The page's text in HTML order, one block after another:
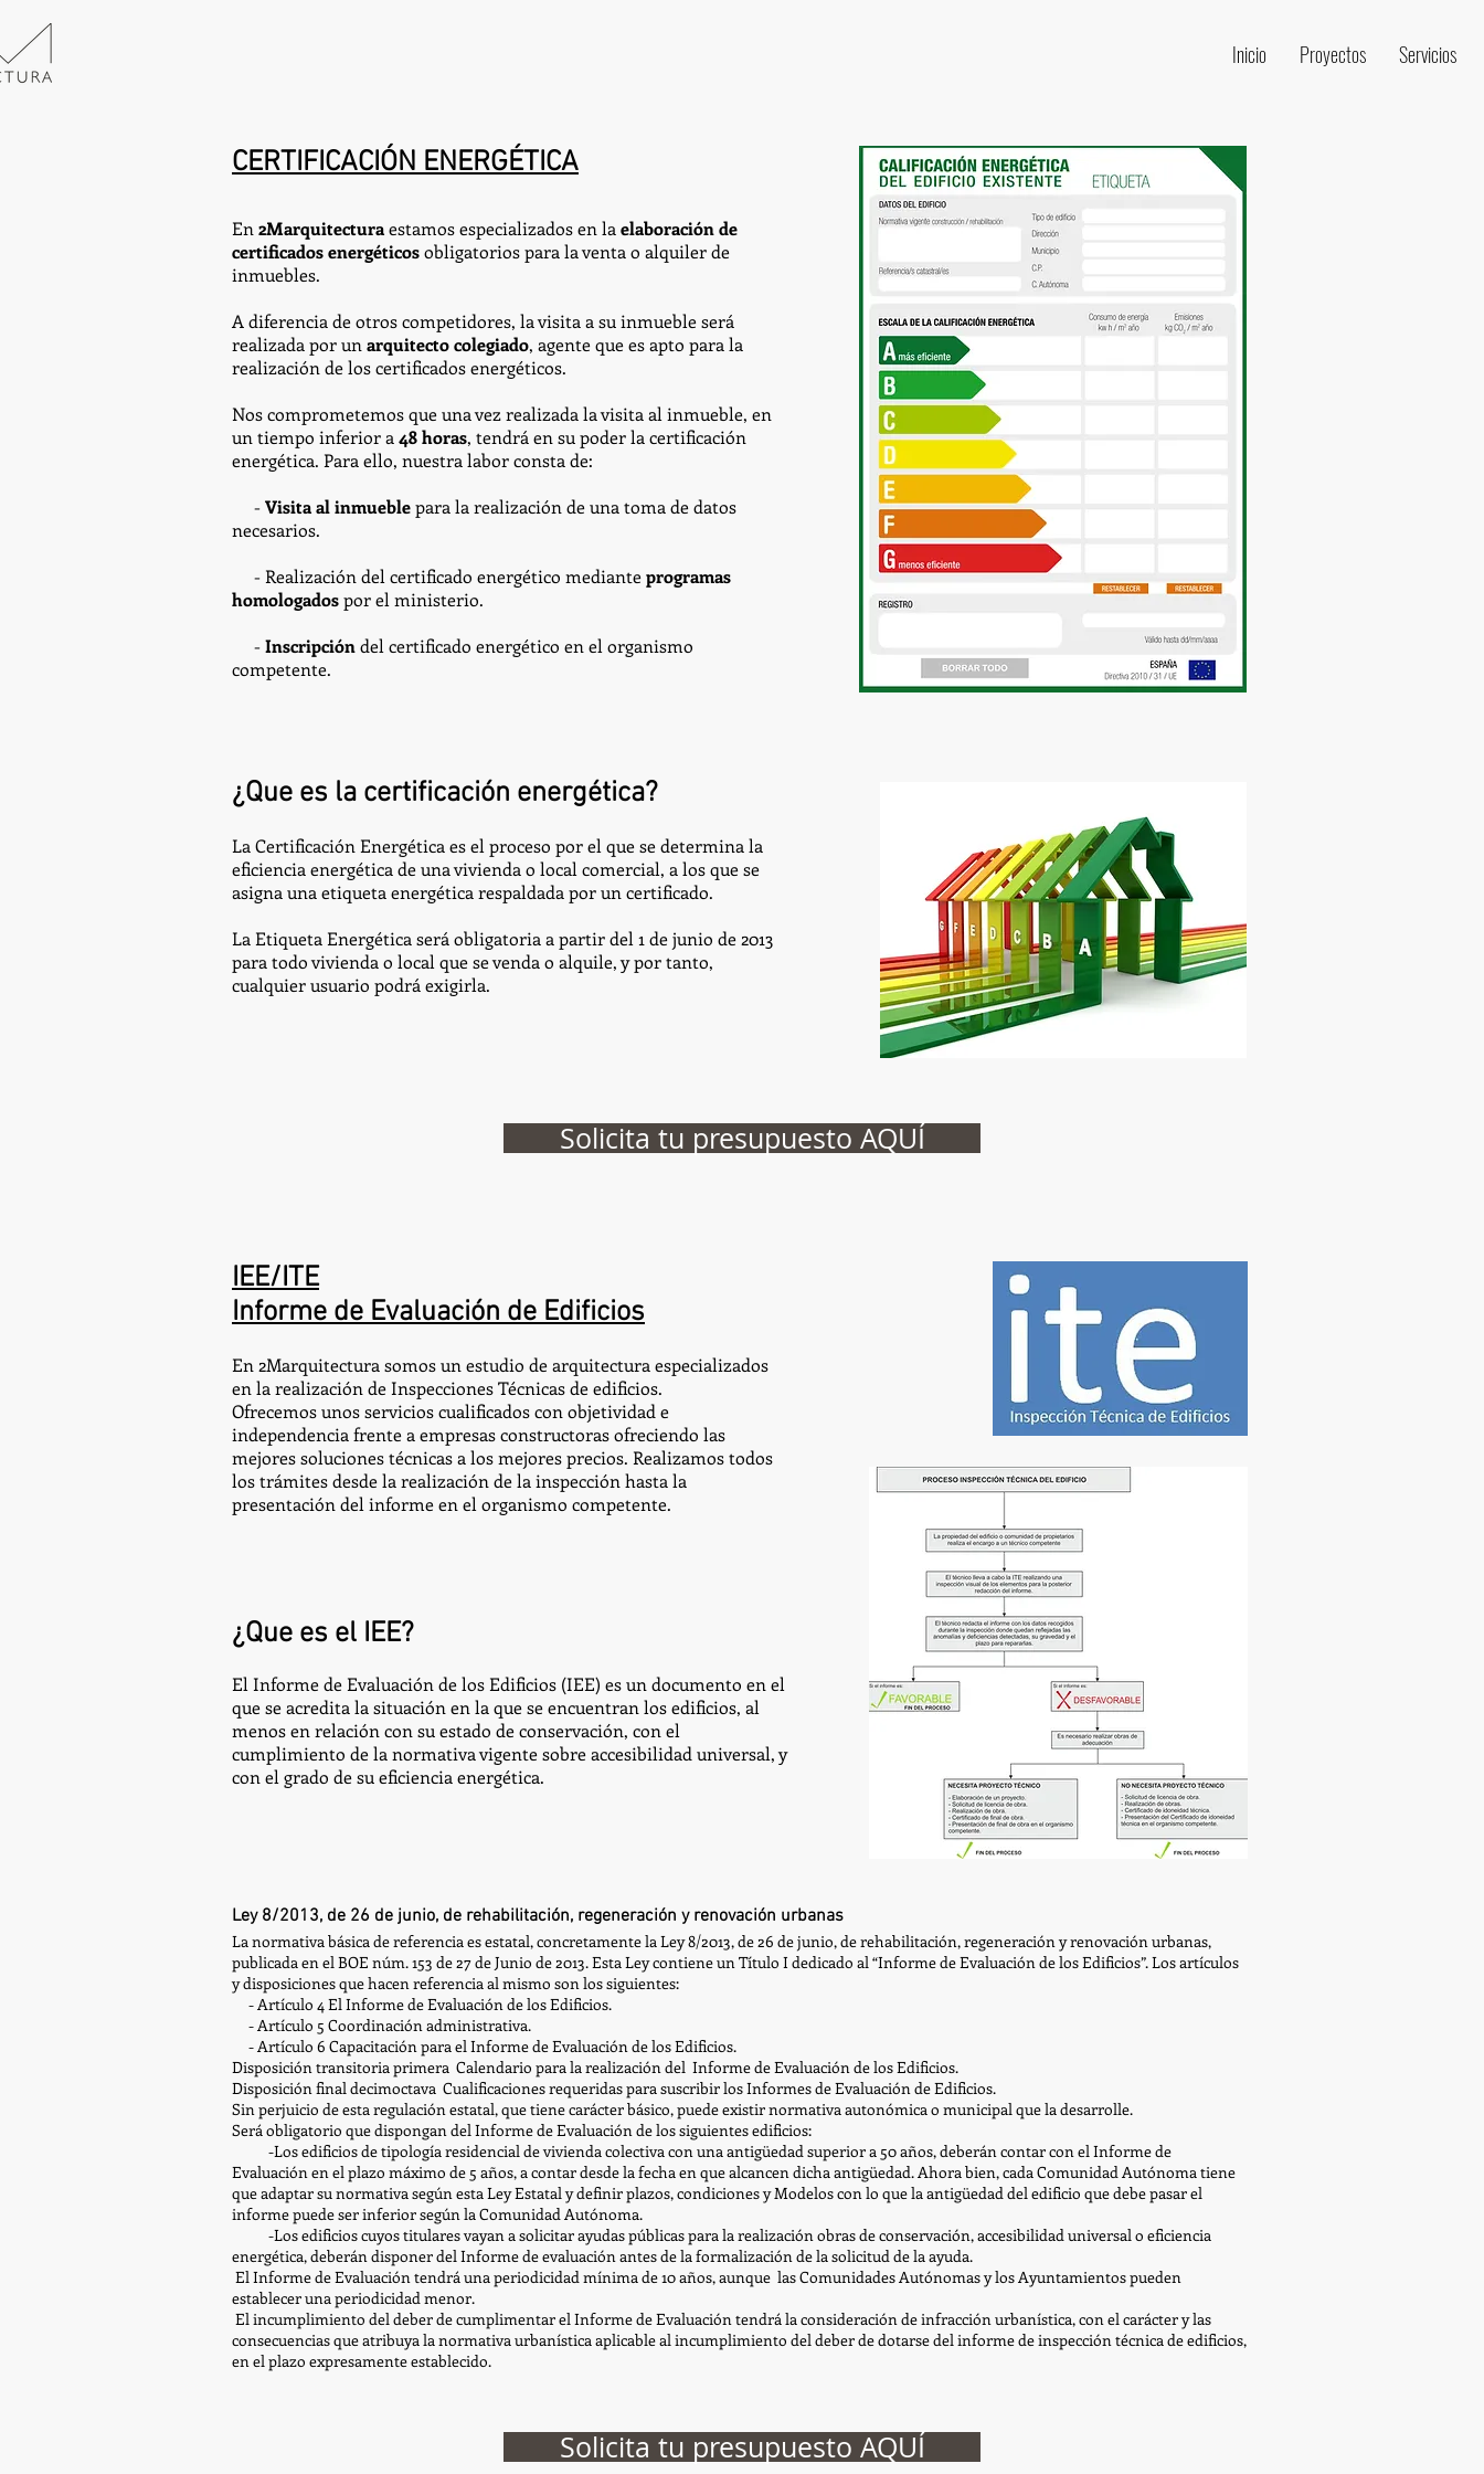
Inicio Proyectos Servicios
CERTIFICACIÓN ENERGÉTICA
En 2Marquitecturaestamos especializados en la elaboración de
certificados energéticosobligatorios para la venta o alquiler de
inmuebles.
A diferencia de otros competidores, la visita a su inmueble será
realizada por un arquitecto colegiado, agente que es apto para la
realización de los certificados energéticos.
Nos comprometemos que una vez realizada la visita al inmueble, en
un tiempo inferior a 48 horas, tendrá en su poder la certificación
energética. Para ello, nuestra labor consta de:
-Visita al inmueblepara la realización de una toma de datos
necesarios.
- Realización del certificado energético medianteprogramas
homologadospor el ministerio.
-Inscripcióndel certificado energético en el organismo
competente.
¿Que es la certificación energética?
La Certificación Energética es el proceso por el que se determina la
eficiencia energética de una vivienda o local comercial, a los que se
asigna una etiqueta energética respaldada por un certificado.
La Etiqueta Energética será obligatoria a partir del 1 de junio de 2013
para todo vivienda o local que se venda o alquile, y por tanto,
cualquier usuario podrá exigirla.
Solicita tu presupuesto AQUÍ
IEE/ITE
Informe de Evaluación de Edificios
En 2Marquitectura somos un estudio de arquitectura especializados
en la realización de Inspecciones Técnicas de edificios.
Ofrecemos unos servicios cualificados con objetividad e
independencia frente a empresas constructoras ofreciendo las
mejores soluciones técnicas a los mejores precios. Realizamos todos
los trámites desde la realización de la inspección hasta la
presentación del informe en el organismo competente.
¿Que es el IEE?
El Informe de Evaluación de los Edificios (IEE) es un documento en el
que se acredita la situación en la que se encuentran los edificios, al
menos en relación con su estado de conservación, con el
cumplimiento de la normativa vigente sobre accesibilidad universal, y
con el grado de su eficiencia energética.
Ley 8/2013, de 26 de junio, de rehabilitación, regeneración y renovación urbanas
La normativa básica de referencia es estatal, concretamente la Ley 8/2013, de 26 de junio, de rehabilitación, regeneración y renovación urbanas,
publicada en el BOE núm. 153 de 27 de Junio de 2013. Esta Ley contiene un Título I dedicado al “Informe de Evaluación de los Edificios”. Los artículos
y disposiciones que hacen referencia al mismo son los siguientes:
- Artículo 4 El Informe de Evaluación de los Edificios.
- Artículo 5 Coordinación administrativa.
- Artículo 6 Capacitación para el Informe de Evaluación de los Edificios.
Disposición transitoria primera Calendario para la realización del Informe de Evaluación de los Edificios.
Disposición final decimoctava Cualificaciones requeridas para suscribir los Informes de Evaluación de Edificios.
Sin perjuicio de esta regulación estatal, que tiene carácter básico, puede existir normativa autonómica o municipal que la desarrolle.
Será obligatorio que dispongan del Informe de Evaluación de los siguientes edificios:
-Los edificios de tipología residencial de vivienda colectiva con una antigüedad superior a 50 años, deberán contar con el Informe de
Evaluación en el plazo máximo de 5 años, a contar desde la fecha en que alcancen dicha antigüedad. Ahora bien, cada Comunidad Autónoma tiene
que adaptar su normativa según esta Ley Estatal y definir plazos, condiciones y Modelos con lo que la antigüedad del edificio que debe pasar el
informe puede ser inferior según la Comunidad Autónoma.
-Los edificios cuyos titulares vayan a solicitar ayudas públicas para la realización obras de conservación, accesibilidad universal o eficiencia
energética, deberán disponer del Informe de evaluación antes de la formalización de la solicitud de la ayuda.
El Informe de Evaluación tendrá una periodicidad mínima de 10 años, aunque las Comunidades Autónomas y los Ayuntamientos pueden
establecer una periodicidad menor.
El incumplimiento del deber de cumplimentar el Informe de Evaluación tendrá la consideración de infracción urbanística, con el carácter y las
consecuencias que atribuya la normativa urbanística aplicable al incumplimiento del deber de dotarse del informe de inspección técnica de edificios,
en el plazo expresamente establecido.
Solicita tu presupuesto AQUÍ